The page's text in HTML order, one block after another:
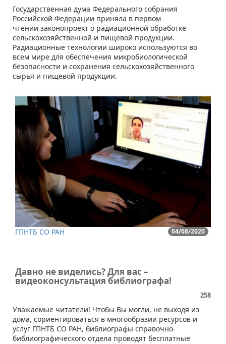
​​Государственная дума Федерального собрания
Российской Федерации приняла в первом
чтении законопроект о радиационной обработке
сельскохозяйственной и пищевой продукции.
Радиационные технологии широко используются во
всем мире для обеспечения микробиологической
безопасности и сохранения сельскохозяйственного
сырья и пищевой продукции.
04/08/2020
ГПНТБ СО РАН
Давно не виделись? Для вас –
видеоконсультация библиографа!
258
Уважаемые читатели! Чтобы Вы могли, не выходя из
дома, сориентироваться в многообразии ресурсов и
услуг ГПНТБ СО РАН, библиографы справочно-
библиографического отдела проводят бесплатные